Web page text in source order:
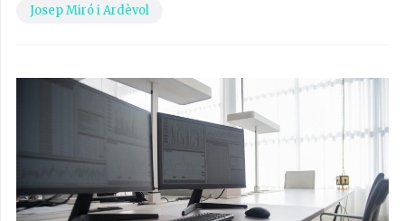
Josep Miró i Ardèvol